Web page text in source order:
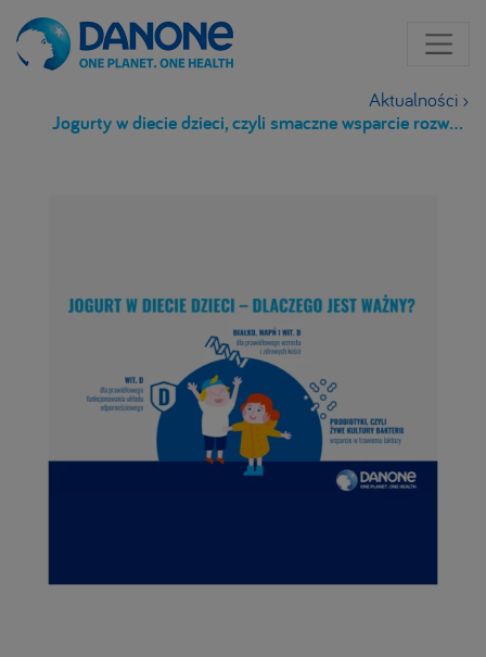
Aktualności ›
Jogurty w diecie dzieci, czyli smaczne wsparcie rozwoju najmłodszych